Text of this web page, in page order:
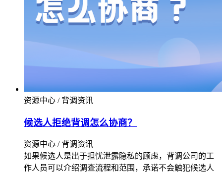
资源中心 / 背调资讯
候选人拒绝背调怎么协商？
资源中心 / 背调资讯
如果候选人是出于担忧泄露隐私的顾虑，背调公司的工
作人员可以介绍调查流程和范围，承诺不会触犯候选人